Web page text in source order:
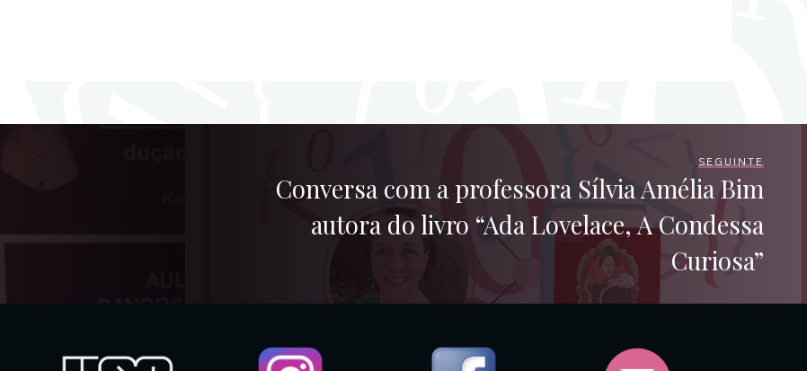
SEGUINTE
Conversa com a professora Sílvia Amélia Bim
autora do livro “Ada Lovelace, A Condessa
Curiosa”